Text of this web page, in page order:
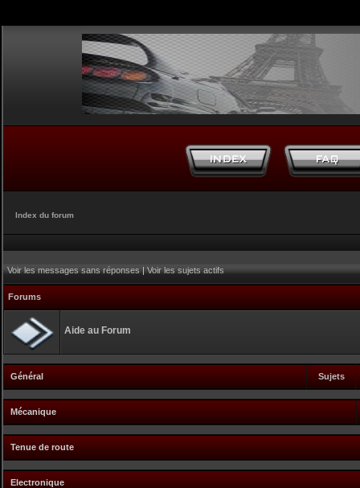
Index du forum
Voir les messages sans réponses|Voir les sujets actifs
Forums
Aide au Forum
Général Sujets
Mécanique
Tenue de route
Electronique